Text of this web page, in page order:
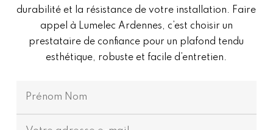
durabilité et la résistance de votre installation. Faire
appel à Lumelec Ardennes, c’est choisir un
prestataire de confiance pour un plafond tendu
esthétique, robuste et facile d’entretien.